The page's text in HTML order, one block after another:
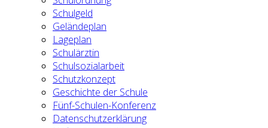
Schulgeld
Geländeplan
Lageplan
Schulärztin
Schulsozialarbeit
Schutzkonzept
Geschichte der Schule
Fünf-Schulen-Konferenz
Datenschutzerklärung